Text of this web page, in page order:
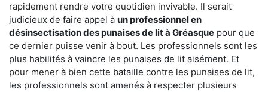
rapidement rendre votre quotidien invivable. Il serait
judicieux de faire appel à un professionnel en
désinsectisation des punaises de lit à Gréasque pour que
ce dernier puisse venir à bout. Les professionnels sont les
plus habilités à vaincre les punaises de lit aisément. Et
pour mener à bien cette bataille contre les punaises de lit,
les professionnels sont amenés à respecter plusieurs